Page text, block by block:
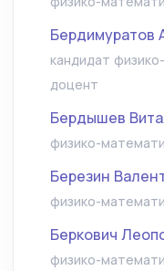
Бердимуратов
кандидат
доцент
Бердышев
физико-
Березин
физико-
Беркович
физико-